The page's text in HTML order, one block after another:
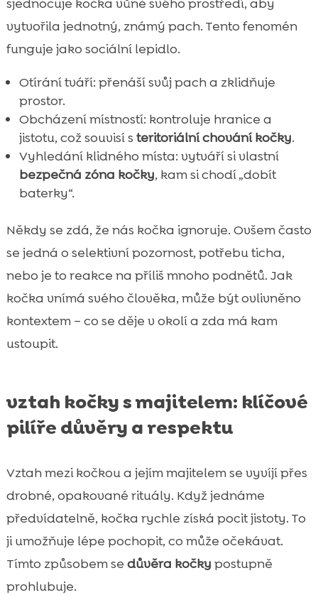
sjednocuje kočka vůně svého prostředí, aby
vytvořila jednotný, známý pach. Tento fenomén
funguje jako sociální lepidlo.
Otírání tváří: přenáší svůj pach a zklidňuje
prostor.
Obcházení místností: kontroluje hranice a
jistotu, což souvisí s teritoriální chování kočky.
Vyhledání klidného místa: vytváří si vlastní
bezpečná zóna kočky, kam si chodí „dobít
baterky“.
Někdy se zdá, že nás kočka ignoruje. Ovšem často
se jedná o selektivní pozornost, potřebu ticha,
nebo je to reakce na příliš mnoho podnětů. Jak
kočka vnímá svého člověka, může být ovlivněno
kontextem – co se děje v okolí a zda má kam
ustoupit.
vztah kočky s majitelem: klíčové
pilíře důvěry a respektu
Vztah mezi kočkou a jejím majitelem se vyvíjí přes
drobné, opakované rituály. Když jednáme
předvídatelně, kočka rychle získá pocit jistoty. To
ji umožňuje lépe pochopit, co může očekávat.
Tímto způsobem se důvěra kočky postupně
prohlubuje.